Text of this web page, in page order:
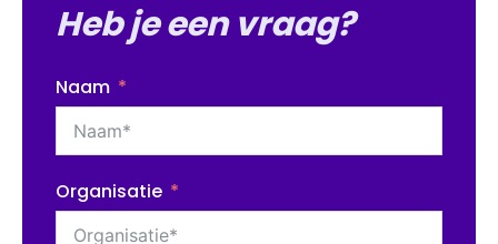
Heb je een vraag?
Naam
Organisatie